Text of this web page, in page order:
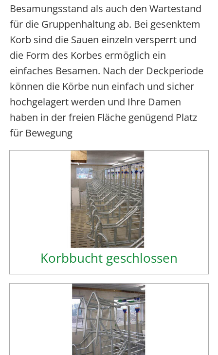
Besamungsstand als auch den Wartestand
für die Gruppenhaltung ab. Bei gesenktem
Korb sind die Sauen einzeln versperrt und
die Form des Korbes ermöglich ein
einfaches Besamen. Nach der Deckperiode
können die Körbe nun einfach und sicher
hochgelagert werden und Ihre Damen
haben in der freien Fläche genügend Platz
für Bewegung
Korbbucht geschlossen